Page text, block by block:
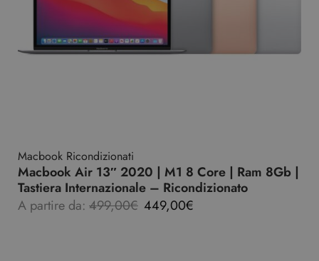
Macbook Ricondizionati
Macbook Air 13″ 2020 | M1 8 Core | Ram 8Gb |
Tastiera Internazionale – Ricondizionato
A partire da: 499,00€ 449,00€